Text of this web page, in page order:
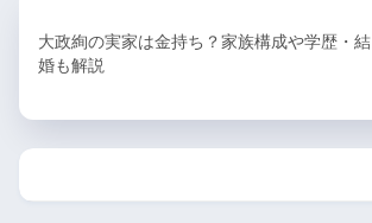
大政絢の実家は金持ち？家族構成や学歴・結
婚も解説